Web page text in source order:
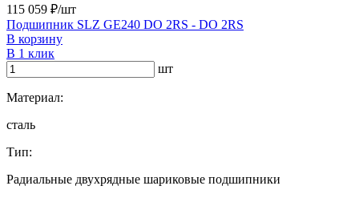
115 059 ₽/шт
Подшипник SLZ GE240 DO 2RS - DO 2RS
В корзину
В 1 клик
шт
Материал:
сталь
Тип:
Радиальные двухрядные шариковые подшипники